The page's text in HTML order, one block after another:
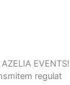
EVENTS!
regulat